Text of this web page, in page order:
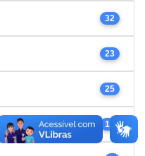
32
23
25
17